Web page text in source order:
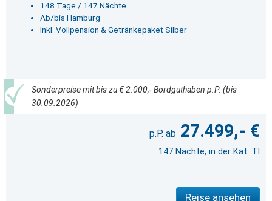
148 Tage / 147 Nächte
Ab/bis Hamburg
Inkl. Vollpension & Getränkepaket Silber
Sonderpreise mit bis zu € 2.000,- Bordguthaben p.P. (bis
30.09.2026)
27.499,- €
147 Nächte, in der Kat. TI
Reise ansehen